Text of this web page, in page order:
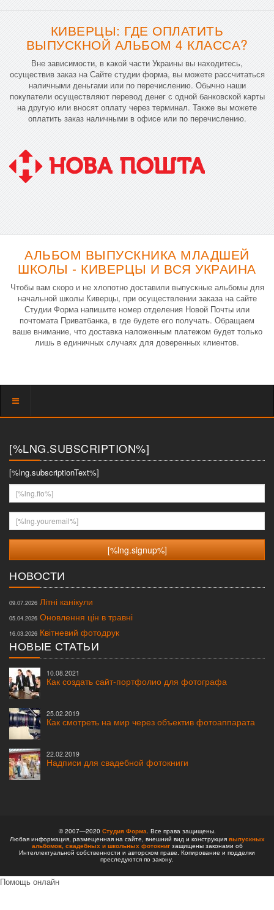
КИВЕРЦЫ: ГДЕ ОПЛАТИТЬ
ВЫПУСКНОЙ АЛЬБОМ 4 КЛАССА?
Вне зависимости, в какой части Украины вы находитесь,
осуществив заказ на Сайте студии форма, вы можете рассчитаться
наличными деньгами или по перечислению. Обычно наши
покупатели осуществляют перевод денег с одной банковской карты
на другую или вносят оплату через терминал. Также вы можете
оплатить заказ наличными в офисе или по перечислению.
АЛЬБОМ ВЫПУСКНИКА МЛАДШЕЙ
ШКОЛЫ - КИВЕРЦЫ И ВСЯ УКРАИНА
Чтобы вам скоро и не хлопотно доставили выпускные альбомы для
начальной школы Киверцы, при осуществлении заказа на сайте
Студии Форма напишите номер отделения Новой Почты или
почтомата Приватбанка, в где будете его получать. Обращаем
ваше внимание, что доставка наложенным платежом будет только
лишь в единичных случаях для доверенных клиентов.
Показать
[%LNG.SUBSCRIPTION%]
[%lng.subscriptionText%]
[%lng.fio%]
[%lng.youremail%]
НОВОСТИ
09.07.2026 Літні канікули
05.04.2026 Оновлення цін в травні
16.03.2026 Квітневий фотодрук
НОВЫЕ СТАТЬИ
10.08.2021
Как создать сайт-портфолио для фотографа
25.02.2019
Как смотреть на мир через объектив фотоаппарата
22.02.2019
Надписи для свадебной фотокниги
© 2007—2020 Студия Форма . Все права защищены.
Любая информация, размещенная на сайте, внешний вид и конструкция выпускных
альбомов, свадебных и школьных фотокнигзащищены законами об
Интеллектуальной собственности и авторском праве. Копирование и подделки
преследуются по закону.
Помощь онлайн